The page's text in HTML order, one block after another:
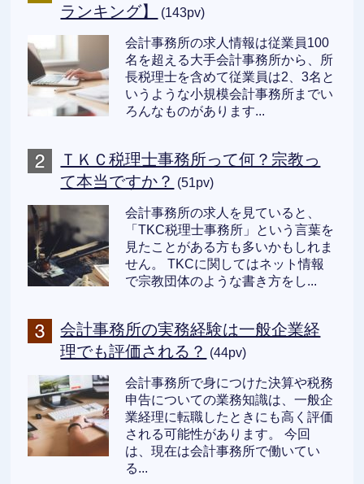
ランキング】
(143pv)
会計事務所の求人情報は従業員100
名を超える大手会計事務所から、所
長税理士を含めて従業員は2、3名と
いうような小規模会計事務所までい
ろんなものがあります...
ＴＫＣ税理士事務所って何？宗教っ
て本当ですか？ (51pv)
会計事務所の求人を見ていると、
「TKC税理士事務所」という言葉を
見たことがある方も多いかもしれま
せん。 TKCに関してはネット情報
で宗教団体のような書き方をし...
会計事務所の実務経験は一般企業経
理でも評価される？ (44pv)
会計事務所で身につけた決算や税務
申告についての業務知識は、一般企
業経理に転職したときにも高く評価
される可能性があります。 今回
は、現在は会計事務所で働いてい
る...